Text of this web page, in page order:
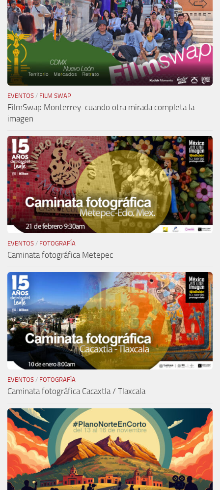
EVENTOS / FILM SWAP
FilmSwap Monterrey: cuando otra mirada completa la
imagen
EVENTOS / FOTOGRAFÍA
Caminata fotográfica Metepec
EVENTOS / FOTOGRAFÍA
Caminata fotográfica Cacaxtla / Tlaxcala